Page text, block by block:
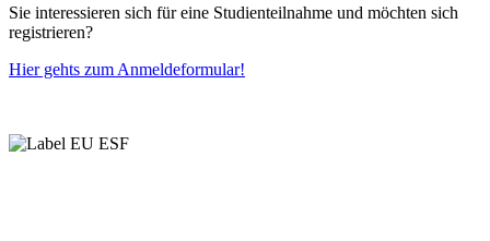
Sie interessieren sich für eine Studienteilnahme und möchten sich
registrieren?
Hier gehts zum Anmeldeformular!